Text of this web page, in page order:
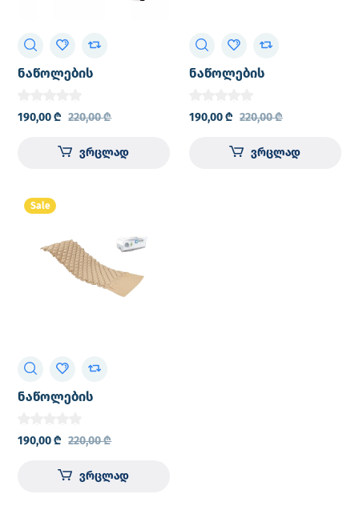
ნაწოლების
(ნაწოლების დასაფენი
მატრასი)
190,00₾ 220,00₾
ვრცლად
ნაწოლების
(ნაწოლების დასაფენი
მატრასი) IRON Medical
HF6001
190,00₾ 220,00₾
ვრცლად
Sale
ნაწოლების
მატრასი) IRON Medical
HF6001
190,00₾ 220,00₾
ვრცლად